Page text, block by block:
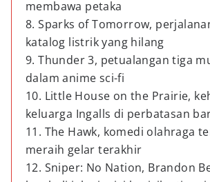
membawa petaka
8. Sparks of Tomorrow,
katalog listrik yang hilang
9. Thunder 3, petualangan tiga
dalam anime sci-fi
10. Little House on the Prairie,
keluarga Ingalls di perbatasan
11. The Hawk, komedi olahraga
meraih gelar terakhir
12. Sniper: No Nation, Brandon